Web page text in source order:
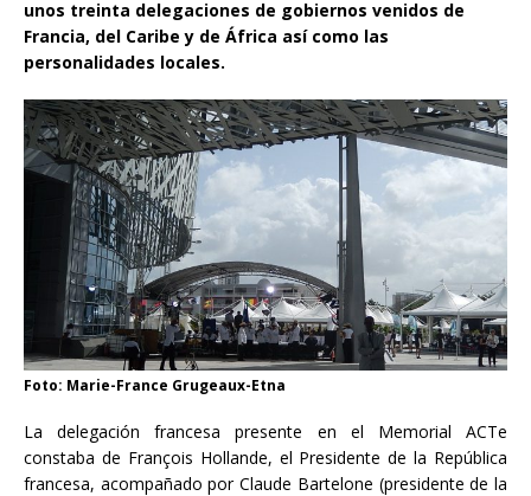
unos treinta delegaciones de gobiernos venidos de
Francia, del Caribe y de África así como las
personalidades locales.
Foto: Marie-France Grugeaux-Etna
La delegación francesa presente en el Memorial ACTe
constaba de François Hollande, el Presidente de la República
francesa, acompañado por Claude Bartelone (presidente de la